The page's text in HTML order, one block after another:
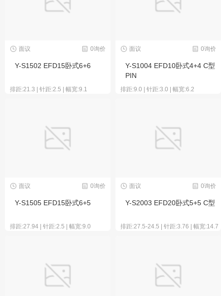
0询价
面议
Y-S1502 EFD15卧式6+6
排距:21.3 | 针距:2.5 | 幅宽:9.1
0询价
面议
Y-S1004 EFD10卧式4+4 C型
PIN
排距:9.0 | 针距:3.0 | 幅宽:6.2
0询价
面议
Y-S1505 EFD15卧式6+5
排距:27.94 | 针距:2.5 | 幅宽:9.0
0询价
面议
Y-S2003 EFD20卧式5+5 C型
排距:27.5-24.5 | 针距:3.76 | 幅宽:14.7